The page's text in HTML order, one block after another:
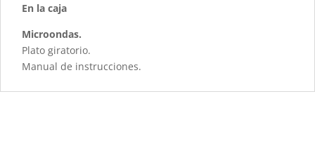
En la caja
Microondas.
Plato giratorio.
Manual de instrucciones.